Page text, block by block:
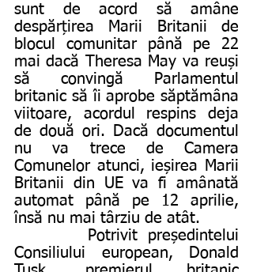
sunt de acord să amâne
despărțirea Marii Britanii de
blocul comunitar până pe 22
mai dacă Theresa May va reuși
să convingă Parlamentul
britanic să îi aprobe săptămâna
viitoare, acordul respins deja
de două ori. Dacă documentul
nu va trece de Camera
Comunelor atunci, ieșirea Marii
Britanii din UE va fi amânată
automat până pe 12 aprilie,
însă nu mai târziu de atât.
Consiliului european, Donald